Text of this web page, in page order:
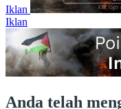
Iklan
Iklan
Anda telah